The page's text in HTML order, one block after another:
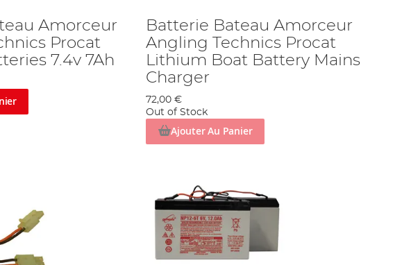
Amorceur
Procat
7.4v 7Ah
Batterie Bateau Amorceur
Angling Technics Procat
Lithium Boat Battery Mains
Charger
72,00 €
Out of Stock
Ajouter Au Panier